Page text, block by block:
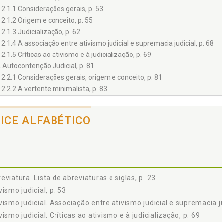
2.1.1 Considerações gerais, p. 53
2.1.2 Origem e conceito, p. 55
2.1.3 Judicialização, p. 62
2.1.4 A associação entre ativismo judicial e supremacia judicial, p. 68
2.1.5 Críticas ao ativismo e à judicialização, p. 69
Autocontenção Judicial, p. 81
2.2.1 Considerações gerais, origem e conceito, p. 81
2.2.2 A vertente minimalista, p. 83
3 O DIÁLOGO INSTITUCIONAL COMO TERCEIRA VIA NA
3.3.1 Teorias quanto ao método judicial, p. 102
3.3.2 Teorias estruturais do diálogo, p. 105
3.3.3 Fusão dialógica, p. 112
3.3.4 Ponderações pontuais acerca das teorias dialógicas, p. 113
O Paradigma Dialógico na Experiência Canadense, p. 115
ALFABÉTICO
Lista de abreviaturas e siglas, p. 23
judicial, p. 53
judicial. Associação entre ativismo judicial e supremacia
judicial. Críticas ao ativismo e à judicialização, p. 69